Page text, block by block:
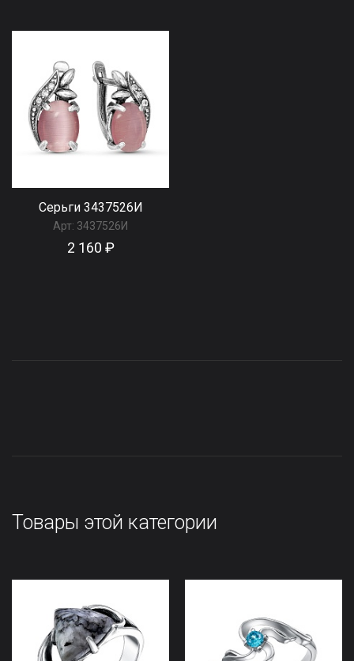
Серьги 3437526И
Арт: 3437526И
2 160 ₽
Товары этой категории